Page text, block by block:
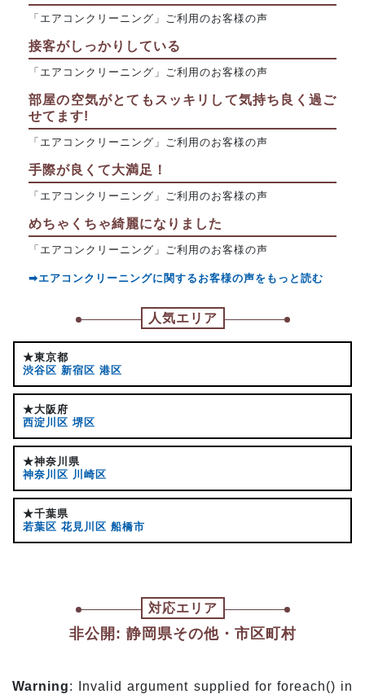
「エアコンクリーニング」ご利用のお客様の声
接客がしっかりしている
「エアコンクリーニング」ご利用のお客様の声
部屋の空気がとてもスッキリして気持ち良く過ご
せてます!
「エアコンクリーニング」ご利用のお客様の声
手際が良くて大満足！
「エアコンクリーニング」ご利用のお客様の声
めちゃくちゃ綺麗になりました
「エアコンクリーニング」ご利用のお客様の声
➡エアコンクリーニングに関するお客様の声をもっと読む
人気エリア
★東京都
渋谷区 新宿区 港区
★大阪府
西淀川区 堺区
★神奈川県
神奈川区 川崎区
★千葉県
若葉区 花見川区 船橋市
対応エリア
非公開: 静岡県その他・市区町村
Warning: Invalid argument supplied for foreach() in